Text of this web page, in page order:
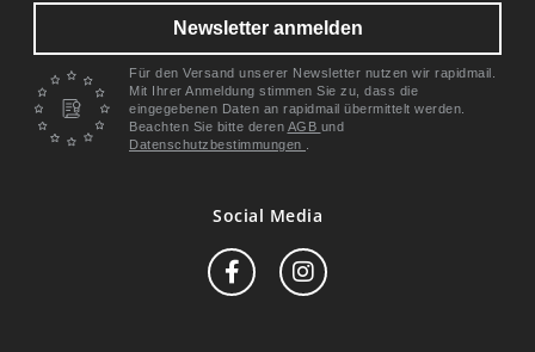
Newsletter anmelden
Für den Versand unserer Newsletter nutzen wir rapidmail.
Mit Ihrer Anmeldung stimmen Sie zu, dass die
eingegebenen Daten an rapidmail übermittelt werden.
Beachten Sie bitte deren AGB und
Datenschutzbestimmungen
Social Media